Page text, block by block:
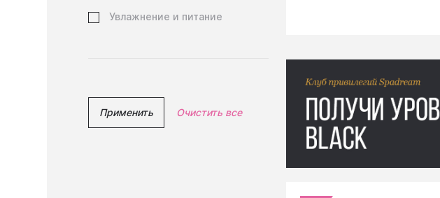
Увлажнение и питание
Применить Очистить все